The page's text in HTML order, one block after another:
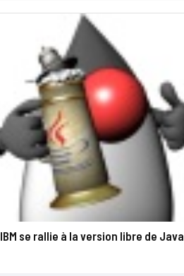
IBM se rallie à la version libre de Java